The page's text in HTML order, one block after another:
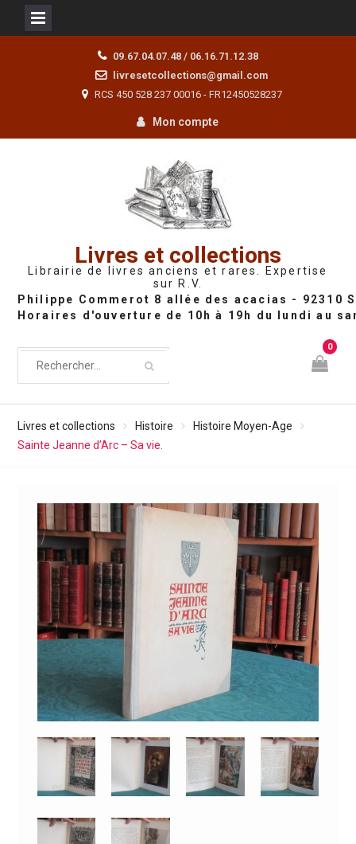
09.67.04.07.48 / 06.16.71.12.38
livresetcollections@gmail.com
RCS 450 528 237 00016 - FR12450528237
Mon compte
Livres et collections
Librairie de livres anciens et rares. Expertise
sur R.V.
0
Livres et collections Histoire
Histoire Moyen-Age
Sainte Jeanne d’Arc – Sa vie.